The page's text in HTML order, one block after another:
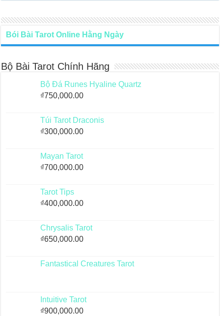
Bói Bài Tarot Online Hằng Ngày
Bộ Bài Tarot Chính Hãng
Bộ Đá Runes Hyaline Quartz
₫750,000.00
Túi Tarot Draconis
₫300,000.00
Mayan Tarot
₫700,000.00
Tarot Tips
₫400,000.00
Chrysalis Tarot
₫650,000.00
Fantastical Creatures Tarot
Intuitive Tarot
₫900,000.00